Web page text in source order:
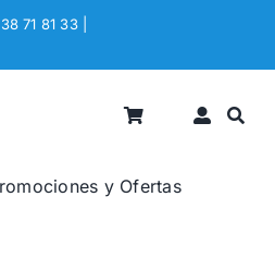
71 81 33
y Ofertas